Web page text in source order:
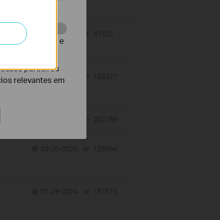
06-02-2025 81332
05-07-2025 103377
282189
03-20-2025 128954
07-29-2024 187673
para melhorar e
parceiros
relevantes em